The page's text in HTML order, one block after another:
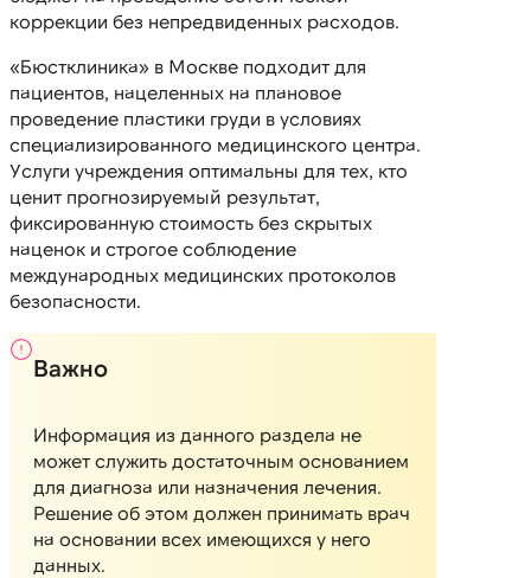
коррекции без непредвиденных расходов.
«Бюстклиника» в Москве подходит для
пациентов, нацеленных на плановое
проведение пластики груди в условиях
специализированного медицинского центра.
Услуги учреждения оптимальны для тех, кто
ценит прогнозируемый результат,
фиксированную стоимость без скрытых
наценок и строгое соблюдение
международных медицинских протоколов
безопасности.
Важно
Информация из данного раздела не
может служить достаточным основанием
для диагноза или назначения лечения.
Решение об этом должен принимать врач
на основании всех имеющихся у него
данных.